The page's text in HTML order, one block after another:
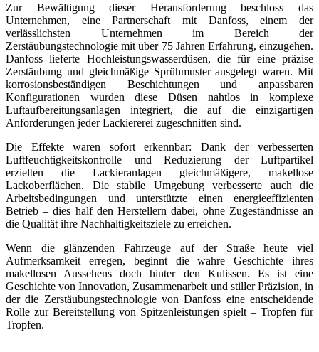
Zur Bewältigung dieser Herausforderung beschloss das
Unternehmen, eine Partnerschaft mit Danfoss, einem der
verlässlichsten Unternehmen im Bereich der
Zerstäubungstechnologie mit über 75 Jahren Erfahrung, einzugehen.
Danfoss lieferte Hochleistungswasserdüsen, die für eine präzise
Zerstäubung und gleichmäßige Sprühmuster ausgelegt waren. Mit
korrosionsbeständigen Beschichtungen und anpassbaren
Konfigurationen wurden diese Düsen nahtlos in komplexe
Luftaufbereitungsanlagen integriert, die auf die einzigartigen
Anforderungen jeder Lackiererei zugeschnitten sind.
Die Effekte waren sofort erkennbar: Dank der verbesserten
Luftfeuchtigkeitskontrolle und Reduzierung der Luftpartikel
erzielten die Lackieranlagen gleichmäßigere, makellose
Lackoberflächen. Die stabile Umgebung verbesserte auch die
Arbeitsbedingungen und unterstützte einen energieeffizienten
Betrieb – dies half den Herstellern dabei, ohne Zugeständnisse an
die Qualität ihre Nachhaltigkeitsziele zu erreichen.
Wenn die glänzenden Fahrzeuge auf der Straße heute viel
Aufmerksamkeit erregen, beginnt die wahre Geschichte ihres
makellosen Aussehens doch hinter den Kulissen. Es ist eine
Geschichte von Innovation, Zusammenarbeit und stiller Präzision, in
der die Zerstäubungstechnologie von Danfoss eine entscheidende
Rolle zur Bereitstellung von Spitzenleistungen spielt – Tropfen für
Tropfen.